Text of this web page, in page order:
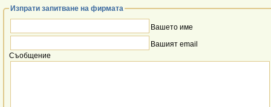
Изпрати запитване на фирмата
Вашето име
Вашият email
Съобщение